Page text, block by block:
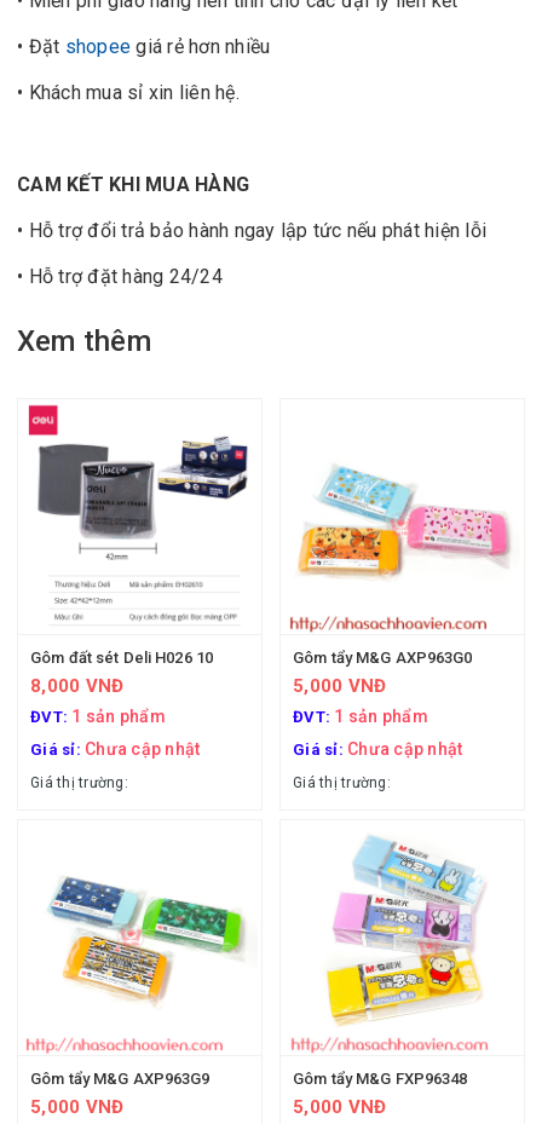
• Đặt shopee giá rẻ hơn nhiều
• Khách mua sỉ xin liên hệ.
CAM KẾT KHI MUA HÀNG
• Hỗ trợ đổi trả bảo hành ngay lập tức nếu phát hiện lỗi
• Hỗ trợ đặt hàng 24/24
Xem thêm
Gôm đất sét Deli H026 10
8,000 VNĐ
ĐVT: 1 sản phẩm
Giá sỉ: Chưa cập nhật
Giá thị trường:
Gôm tẩy M&G AXP963G0
5,000 VNĐ
ĐVT: 1 sản phẩm
Giá sỉ: Chưa cập nhật
Giá thị trường:
Gôm tẩy M&G AXP963G9
5,000 VNĐ
Gôm tẩy M&G FXP96348
5,000 VNĐ